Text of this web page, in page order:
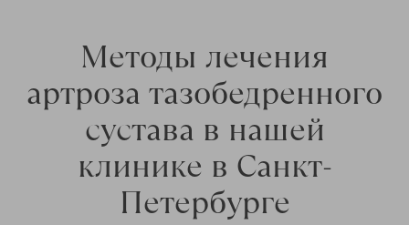
Методы лечения
артроза тазобедренного
сустава в нашей
клинике в Санкт-
Петербурге